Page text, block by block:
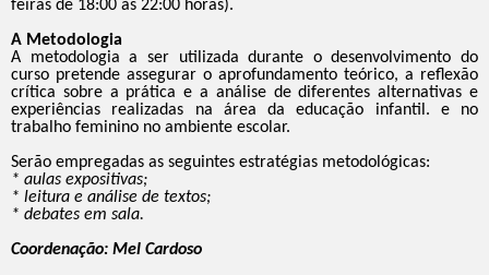
feiras de 18:00 às 22:00 horas).
A Metodologia
A metodologia a ser utilizada durante o desenvolvimento do
curso pretende assegurar o aprofundamento teórico, a reflexão
crítica sobre a prática e a análise de diferentes alternativas e
experiências realizadas na área da educação infantil. e no
trabalho feminino no ambiente escolar.
Serão empregadas as seguintes estratégias metodológicas:
* aulas expositivas;
* leitura e análise de textos;
* debates em sala.
Coordenação: Mel Cardoso